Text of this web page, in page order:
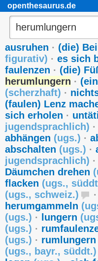
openthesaurus.de
ausruhen · (die)
figurativ) · es sich
faulenzen · (die)
herumlungern ·
(scherzhaft) ·
(faulen) Lenz
sich erholen ·
jugendsprachlich) ·
abhängen (ugs.) ·
abschalten (ugs.) ·
jugendsprachlich) ·
Däumchen drehen (
flacken (ugs.,
(ugs., schweiz.) ·
herumgammeln (
(ugs.) · lungern (
(ugs.) ·
(ugs.) · rumlungern
(ugs., bayr., süddt.)